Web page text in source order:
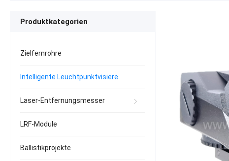
Produktkategorien
Zielfernrohre
Intelligente Leuchtpunktvisiere
Laser-Entfernungsmesser
LRF-Module
Ballistikprojekte